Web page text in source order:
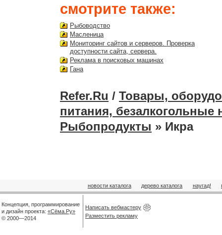
смотрите также:
Рыбоводство
Масленица
Мониторинг сайтов и серверов. Проверка
доступности сайта, сервера.
Реклама в поисковых машинах
Гана
Refer.Ru / Товары,
питания, безалкогольные
Рыбопродукты » Икра
новости каталога дерево каталога наугад!
Концепция, программирование
и дизайн проекта: «Сёма.Ру»
© 2000—2014
Написать вебмастеру
Разместить рекламу